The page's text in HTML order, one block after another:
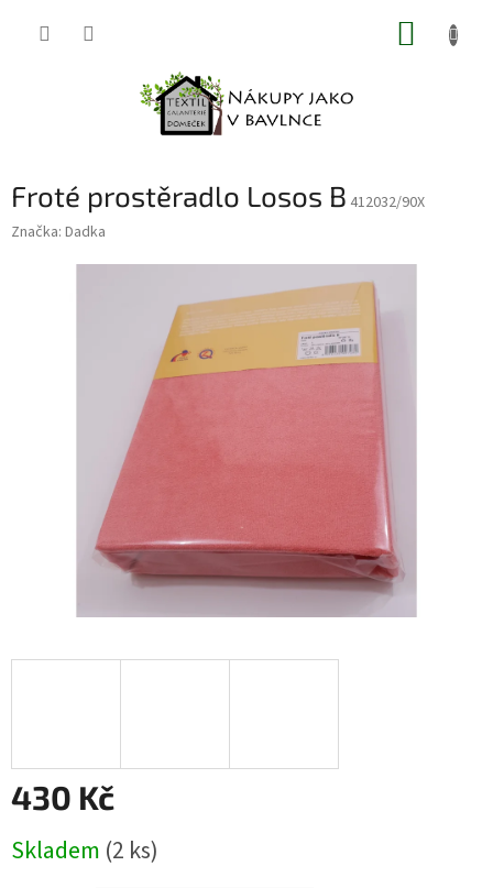
Froté prostěradlo Losos B 412032/90X
Značka: Dadka
430 Kč
cena:
Skladem (2 ks)